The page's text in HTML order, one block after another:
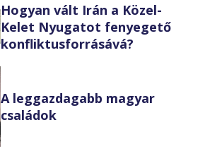
Hogyan vált Irán a Közel-
Kelet Nyugatot fenyegető
konfliktusforrásává?
A leggazdagabb magyar
családok